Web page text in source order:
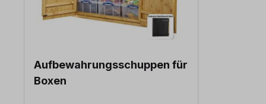
Aufbewahrungsschuppen für
Boxen